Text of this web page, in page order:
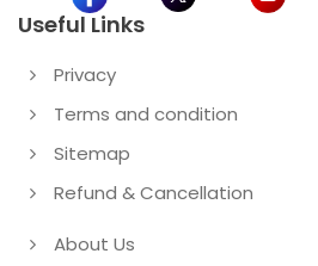
Useful Links
Privacy
Terms and condition
Sitemap
Refund & Cancellation
About Us